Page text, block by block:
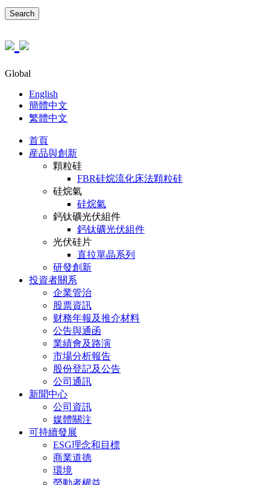
Search
Global
English
簡體中文
繁體中文
首頁
産品與創新
顆粒硅
FBR硅烷流化床法顆粒硅
硅烷氣
硅烷氣
鈣钛礦光伏組件
鈣钛礦光伏組件
光伏硅片
直拉單晶系列
研發創新
投資者關系
企業管治
股票資訊
财務年報及推介材料
公告與通函
業績會及路演
市場分析報告
股份登記及公告
公司通訊
新聞中心
公司資訊
媒體關注
可持續發展
ESG理念和目標
商業道德
環境
勞動者權益